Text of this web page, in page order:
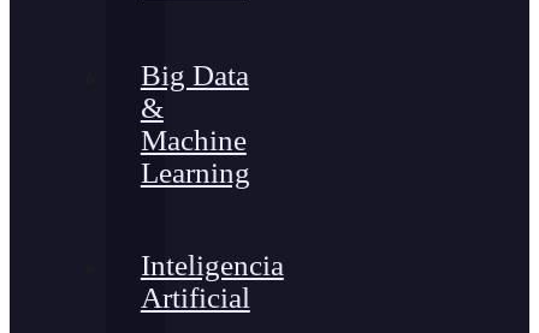
Big Data
&
Machine
Learning
Inteligencia
Artificial